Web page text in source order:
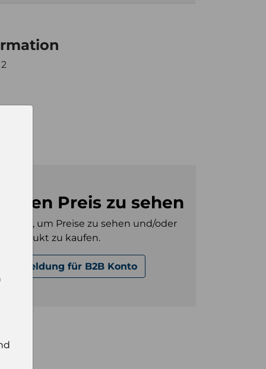
den Preis zu sehen
sein, um Preise zu sehen und/oder
Produkt zu kaufen.
Anmeldung für B2B Konto